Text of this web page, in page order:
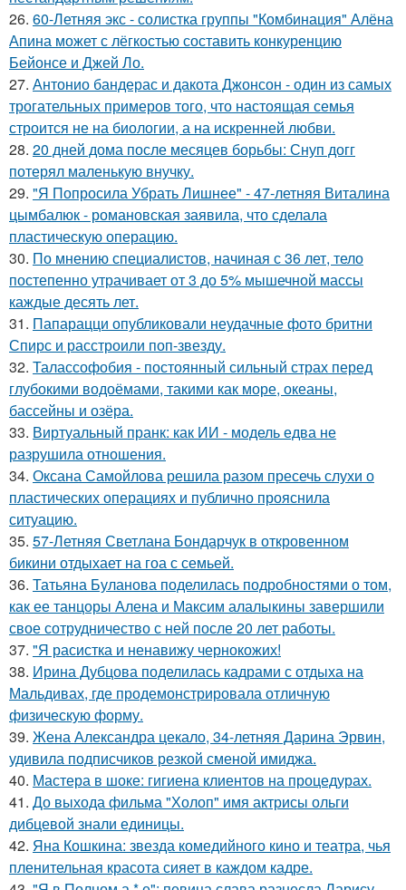
26. 60-Летняя экс - солистка группы "Комбинация" Алёна
Апина может с лёгкостью составить конкуренцию
Бейонсе и Джей Ло.
27. Антонио бандерас и дакота Джонсон - один из самых
трогательных примеров того, что настоящая семья
строится не на биологии, а на искренней любви.
28. 20 дней дома после месяцев борьбы: Снуп догг
потерял маленькую внучку.
29. "Я Попросила Убрать Лишнее" - 47-летняя Виталина
цымбалюк - романовская заявила, что сделала
пластическую операцию.
30. По мнению специалистов, начиная с 36 лет, тело
постепенно утрачивает от 3 до 5% мышечной массы
каждые десять лет.
31. Папарацци опубликовали неудачные фото бритни
Спирс и расстроили поп-звезду.
32. Талассофобия - постоянный сильный страх перед
глубокими водоёмами, такими как море, океаны,
бассейны и озёра.
33. Виртуальный пранк: как ИИ - модель едва не
разрушила отношения.
34. Оксана Самойлова решила разом пресечь слухи о
пластических операциях и публично прояснила
ситуацию.
35. 57-Летняя Светлана Бондарчук в откровенном
бикини отдыхает на гоа с семьей.
36. Татьяна Буланова поделилась подробностями о том,
как ее танцоры Алена и Максим алалыкины завершили
свое сотрудничество с ней после 20 лет работы.
37. "Я расистка и ненавижу чернокожих!
38. Ирина Дубцова поделилась кадрами с отдыха на
Мальдивах, где продемонстрировала отличную
физическую форму.
39. Жена Александра цекало, 34-летняя Дарина Эрвин,
удивила подписчиков резкой сменой имиджа.
40. Мастера в шоке: гигиена клиентов на процедурах.
41. До выхода фильма "Холоп" имя актрисы ольги
дибцевой знали единицы.
42. Яна Кошкина: звезда комедийного кино и театра, чья
пленительная красота сияет в каждом кадре.